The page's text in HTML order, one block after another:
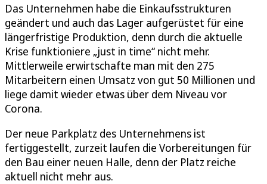
Das Unternehmen habe die Einkaufsstrukturen
geändert und auch das Lager aufgerüstet für eine
längerfristige Produktion, denn durch die aktuelle
Krise funktioniere „just in time“ nicht mehr.
Mittlerweile erwirtschafte man mit den 275
Mitarbeitern einen Umsatz von gut 50 Millionen und
liege damit wieder etwas über dem Niveau vor
Corona.
Der neue Parkplatz des Unternehmens ist
fertiggestellt, zurzeit laufen die Vorbereitungen für
den Bau einer neuen Halle, denn der Platz reiche
aktuell nicht mehr aus.